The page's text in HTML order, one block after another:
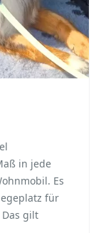
in jede
Es
für
gilt